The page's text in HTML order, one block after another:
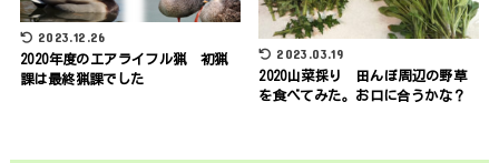
2023.12.26
2020年度のエアライフル猟 初猟
課は最終猟課でした
2023.03.19
2020山菜採り 田んぼ周辺の野草
を食べてみた。お口に合うかな？